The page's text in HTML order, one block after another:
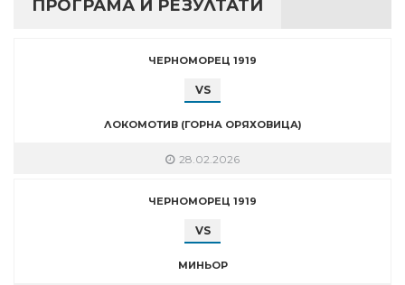
ПРОГРАМА И РЕЗУЛТАТИ
ЧЕРНОМОРЕЦ 1919
VS
ЛОКОМОТИВ (ГОРНА ОРЯХОВИЦА)
28.02.2026
ЧЕРНОМОРЕЦ 1919
VS
МИНЬОР